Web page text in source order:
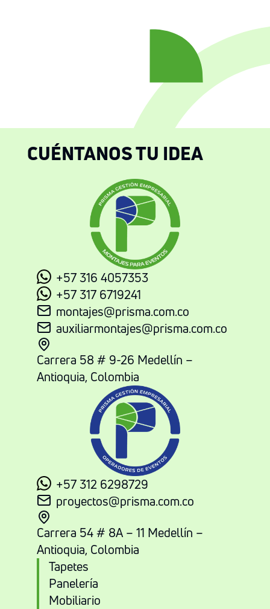
CUÉNTANOS TU IDEA
+57 316 4057353
+57 317 6719241
montajes@prisma.com.co
auxiliarmontajes@prisma.com.co
Carrera 58 # 9-26 Medellín –
Antioquia, Colombia
+57 312 6298729
proyectos@prisma.com.co
Carrera 54 # 8A – 11 Medellín –
Antioquia, Colombia
Tapetes
Panelería
Mobiliario